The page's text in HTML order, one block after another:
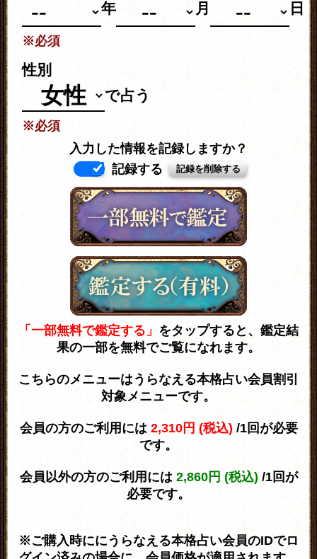
年
月 日
※必須
性別
で占う
※必須
入力した情報を記録しますか？
記録する
「一部無料で鑑定する」 をタップすると、鑑定結
果の一部を無料でご覧になれます。
こちらのメニューはうらなえる本格占い会員割引
対象メニューです。
会員の方のご利用には 2,310円 (税込) /1回が必要
です。
会員以外の方のご利用には2,860円 (税込) /1回が
必要です。
※ご購入時ににうらなえる本格占い会員のIDでロ